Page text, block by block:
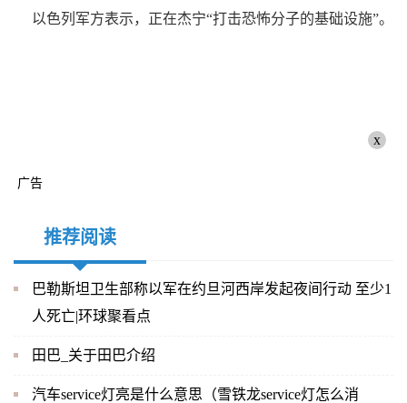
以色列军方表示，正在杰宁“打击恐怖分子的基础设施”。
x
广告
推荐阅读
巴勒斯坦卫生部称以军在约旦河西岸发起夜间行动 至少1
人死亡|环球聚看点
田巴_关于田巴介绍
汽车service灯亮是什么意思（雪铁龙service灯怎么消